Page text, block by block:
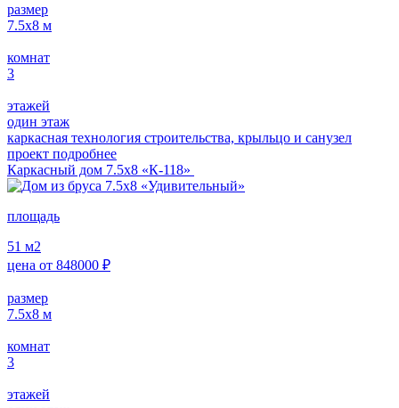
размер
7.5х8 м
комнат
3
этажей
один этаж
каркасная технология строительства, крыльцо и санузел
проект подробнее
Каркасный дом 7.5х8 «К-118»
площадь
51 м2
цена от 848000 ₽
размер
7.5х8 м
комнат
3
этажей